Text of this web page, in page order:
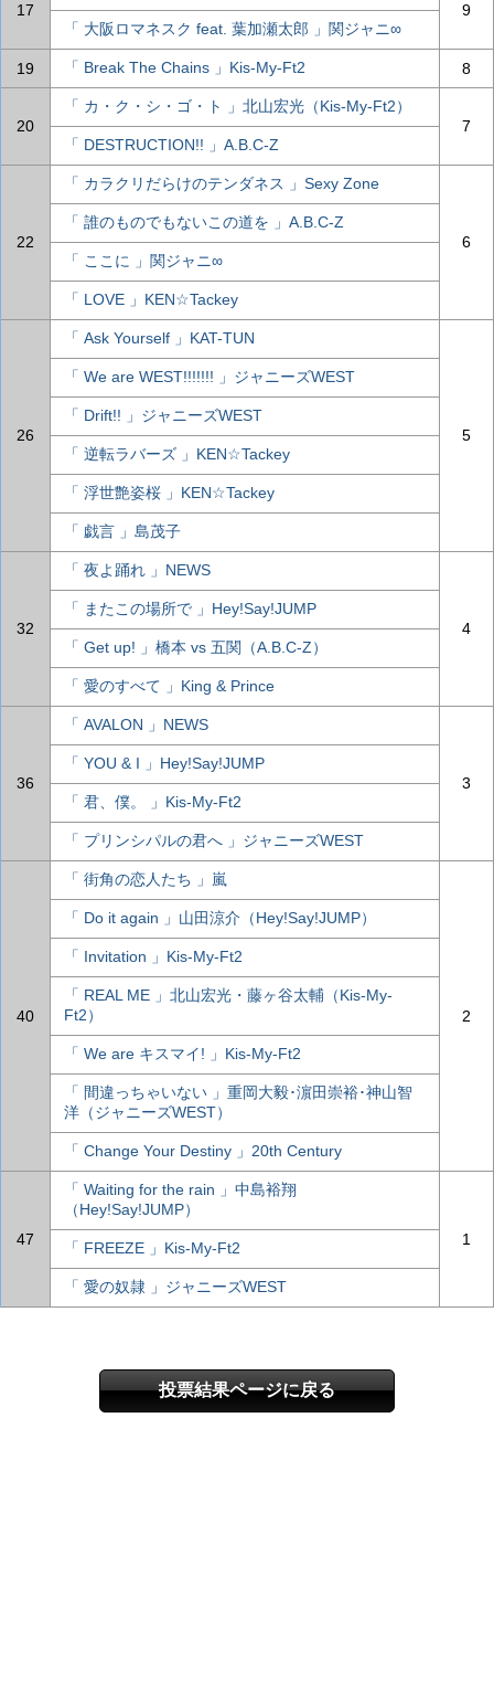
17
9
「 大阪ロマネスク feat. 葉加瀬太郎 」関ジャニ∞
19 「 Break The Chains 」Kis-My-Ft2 8
20
「 カ・ク・シ・ゴ・ト 」北山宏光（Kis-My-Ft2）
7
「 DESTRUCTION!! 」A.B.C-Z
22
「 カラクリだらけのテンダネス 」Sexy Zone
6
「 誰のものでもないこの道を 」A.B.C-Z
「 ここに 」関ジャニ∞
「 LOVE 」KEN☆Tackey
26
「 Ask Yourself 」KAT-TUN
5
「 We are WEST!!!!!!! 」ジャニーズWEST
「 Drift!! 」ジャニーズWEST
「 逆転ラバーズ 」KEN☆Tackey
「 浮世艶姿桜 」KEN☆Tackey
「 戯言 」島茂子
32
「 夜よ踊れ 」NEWS
4
「 またこの場所で 」Hey!Say!JUMP
「 Get up! 」橋本 vs 五関（A.B.C-Z）
「 愛のすべて 」King & Prince
36
「 AVALON 」NEWS
3
「 YOU & I 」Hey!Say!JUMP
「 君、僕。 」Kis-My-Ft2
「 プリンシパルの君へ 」ジャニーズWEST
40
「 街角の恋人たち 」嵐
2
「 Do it again 」山田涼介（Hey!Say!JUMP）
「 Invitation 」Kis-My-Ft2
「 REAL ME 」北山宏光・藤ヶ谷太輔（Kis-My-
Ft2）
「 We are キスマイ! 」Kis-My-Ft2
「 間違っちゃいない 」重岡大毅･濵田崇裕･神山智
洋（ジャニーズWEST）
「 Change Your Destiny 」20th Century
47
「 Waiting for the rain 」中島裕翔
（Hey!Say!JUMP）
1
「 FREEZE 」Kis-My-Ft2
「 愛の奴隷 」ジャニーズWEST
投票結果ページに戻る